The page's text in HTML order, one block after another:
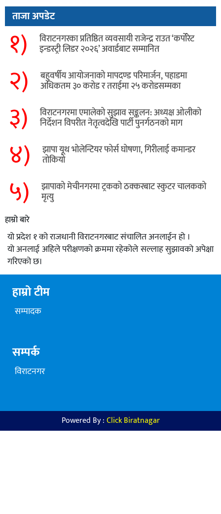
ताजा अपडेट
१) विराटनगरका प्रतिष्ठित व्यवसायी राजेन्द्र राउत ‘कर्पोरेट
इन्डस्ट्री लिडर २०२६’ अवार्डबाट सम्मानित
२) बहुवर्षीय आयोजनाको मापदण्ड परिमार्जन, पहाडमा
अधिकतम ३० करोड र तराईमा २५ करोडसम्मका
३) विराटनगरमा एमालेको सुझाव सङ्कलन: अध्यक्ष ओलीको
निर्देशन विपरीत नेतृत्वदेखि पार्टी पुनर्गठनको माग
४) झापा यूथ भोलेन्टियर फोर्स घोषणा, गिरीलाई कमान्डर
तोकियो
५) ​झापाको मेचीनगरमा ट्रकको ठक्करबाट स्कुटर चालकको
मृत्यु
हाम्रो बारे
यो प्रदेश १ को राजधानी विराटनगरबाट संचालित अनलाईन हो ।
यो अनलाई अहिले परीक्षणको क्रममा रहेकोले सल्लाह सुझावको अपेक्षा
गरिएको छ।
हाम्रो टीम
सम्पादक
सम्पर्क
विराटनगर
Powered By :Click Biratnagar